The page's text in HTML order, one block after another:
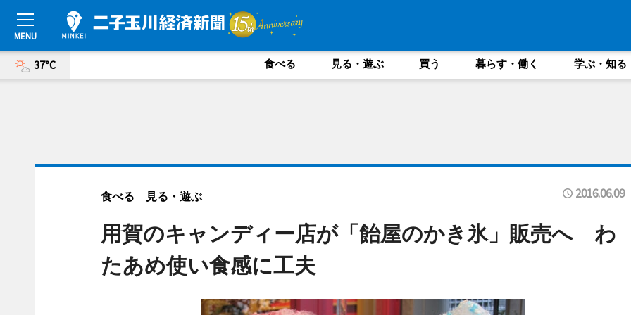
37°C 食べる 見る・遊ぶ 買う 暮らす・働く 学ぶ・知る
食べる 見る・遊ぶ 2016.06.09
用賀のキャンディー店が「飴屋のかき氷」販売へ わ
たあめ使い食感に工夫